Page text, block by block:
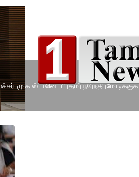
மு.க.ஸ்டாலின் பிரதமர்.நரேந்திரமோடிக்குக்